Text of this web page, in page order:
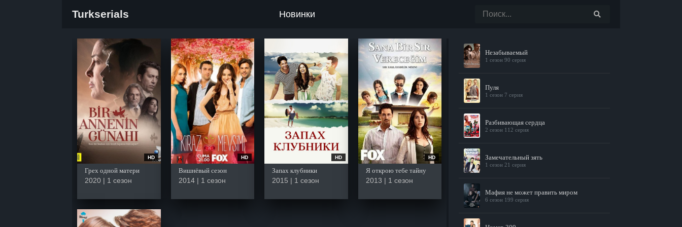
Turkserials Новинки
HD
Грех одной матери
2020 | 1 сезон
HD
Вишнёвый сезон
2014 | 1 сезон
HD
Запах клубники
2015 | 1 сезон
HD
Я открою тебе тайну
2013 | 1 сезон
Незабываемый
1 сезон 90 серия
Пуля
1 сезон 7 серия
Разбивающая сердца
2 сезон 112 серия
Замечательный зять
1 сезон 21 серия
Мафия не может править миром
6 сезон 199 серия